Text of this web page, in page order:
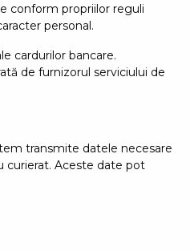
conform propriilor reguli
personal.
cardurilor bancare.
de furnizorul serviciului de
transmite datele necesare
curierat. Aceste date pot